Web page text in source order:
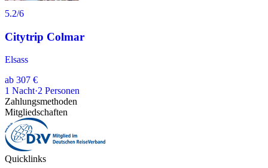
5.2/6
Citytrip Colmar
Elsass
ab 307 €
1 Nacht·2 Personen
Zahlungsmethoden
Mitgliedschaften
Quicklinks